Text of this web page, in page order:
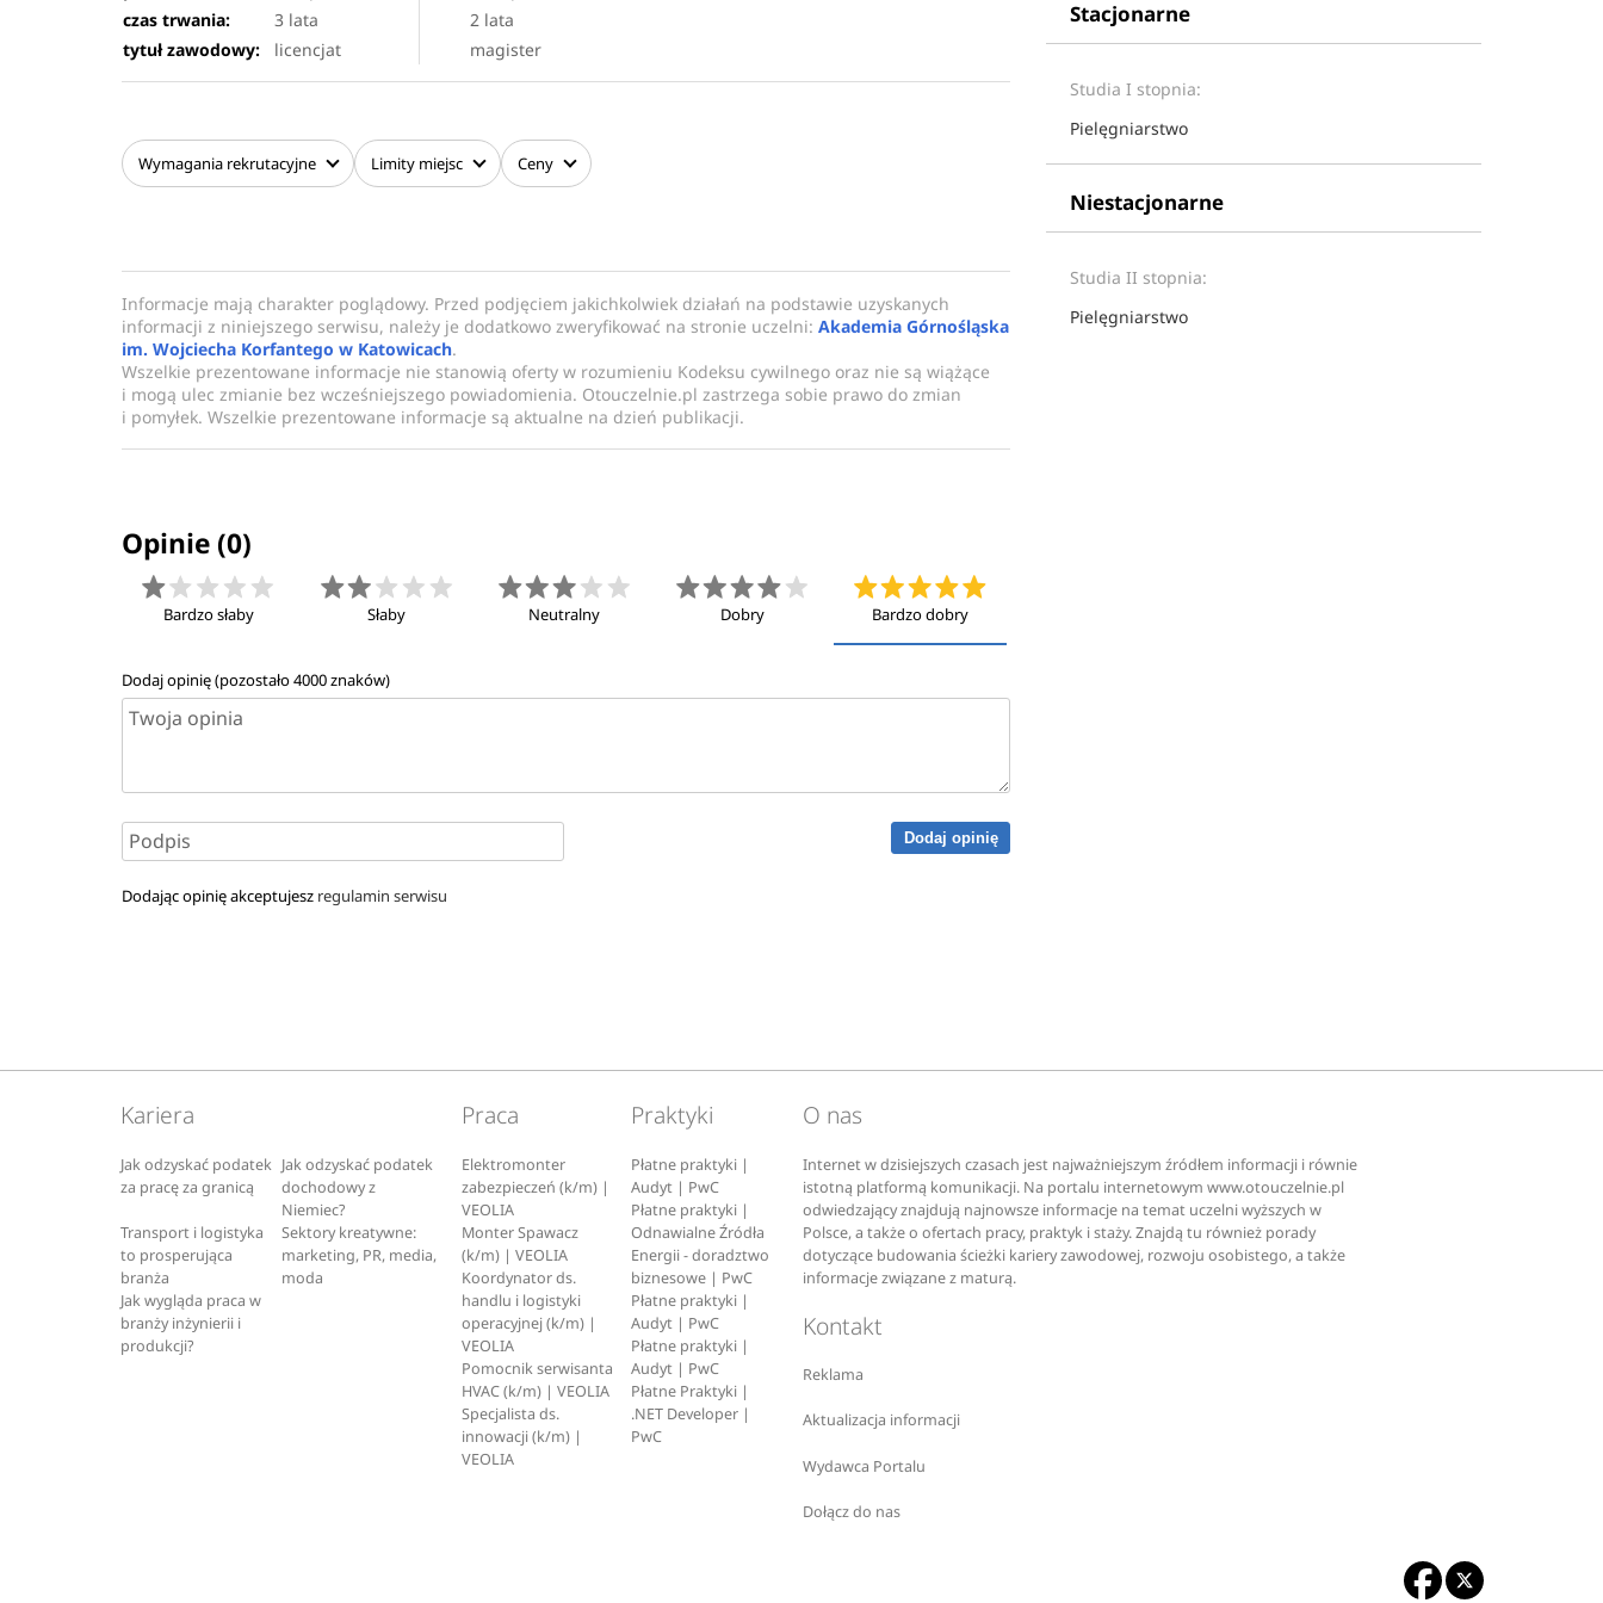
czas trwania:
3 lata
2 lata
tytuł zawodowy:
licencjat magister
Wymagania rekrutacyjne Limity miejsc Ceny
Informacje mają charakter poglądowy. Przed podjęciem jakichkolwiek działań na podstawie uzyskanych
informacji z niniejszego serwisu, należy je dodatkowo zweryfikować na stronie uczelni:Akademia Górnośląska
im. Wojciecha Korfantego w Katowicach.
Wszelkie prezentowane informacje nie stanowią oferty w rozumieniu Kodeksu cywilnego oraz nie są wiążące
i mogą ulec zmianie bez wcześniejszego powiadomienia. Otouczelnie.pl zastrzega sobie prawo do zmian
i pomyłek. Wszelkie prezentowane informacje są aktualne na dzień publikacji.
Opinie (0)
Bardzo słaby Słaby Neutralny Dobry Bardzo dobry
Dodaj opinię (pozostało4000znaków)
Dodając opinię akceptujesz regulamin serwisu
Dodaj opinię
Stacjonarne
Studia I stopnia:
Pielęgniarstwo
Niestacjonarne
Studia II stopnia:
Pielęgniarstwo
Kariera
Jak odzyskać podatek
za pracę za granicą
Jak odzyskać podatek
dochodowy z
Niemiec?
Transport i logistyka
to prosperująca
branża
Sektory kreatywne:
marketing, PR, media,
moda
Jak wygląda praca w
branży inżynierii i
produkcji?
Praca
Elektromonter
zabezpieczeń (k/m) |
VEOLIA
Monter Spawacz
(k/m) | VEOLIA
Koordynator ds.
handlu i logistyki
operacyjnej (k/m) |
VEOLIA
Pomocnik serwisanta
HVAC (k/m) | VEOLIA
Specjalista ds.
innowacji (k/m) |
VEOLIA
Praktyki
Płatne praktyki |
Audyt | PwC
Płatne praktyki |
Odnawialne Źródła
Energii - doradztwo
biznesowe | PwC
Płatne praktyki |
Audyt | PwC
Płatne praktyki |
Audyt | PwC
Płatne Praktyki |
.NET Developer |
PwC
O nas
Internet w dzisiejszych czasach jest najważniejszym źródłem informacji i równie
istotną platformą komunikacji. Na portalu internetowym www.otouczelnie.pl
odwiedzający znajdują najnowsze informacje na temat uczelni wyższych w
Polsce, a także o ofertach pracy, praktyk i staży. Znajdą tu również porady
dotyczące budowania ścieżki kariery zawodowej, rozwoju osobistego, a także
informacje związane z maturą.
Kontakt
Reklama
Aktualizacja informacji
Wydawca Portalu
Dołącz do nas